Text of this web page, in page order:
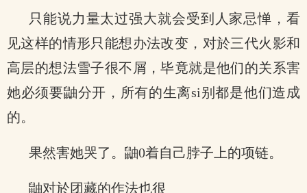
只能说力量太过强大就会受到人家忌惮，看
见这样的情形只能想办法改变，对於三代火影和
高层的想法雪子很不屑，毕竟就是他们的关系害
她必须要鼬分开，所有的生离si别都是他们造成
的。
果然害她哭了。鼬0着自己脖子上的项链。
鼬对於团藏的作法也很